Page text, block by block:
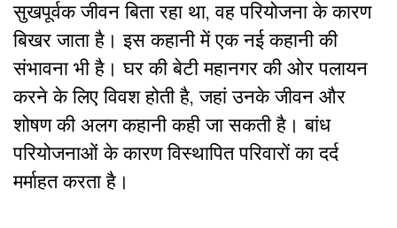
सुखपूर्वक जीवन बिता रहा था, वह परियोजना के कारण
बिखर जाता है। इस कहानी में एक नई कहानी की
संभावना भी है। घर की बेटी महानगर की ओर पलायन
करने के लिए विवश होती है, जहां उनके जीवन और
शोषण की अलग कहानी कही जा सकती है। बांध
परियोजनाओं के कारण विस्थापित परिवारों का दर्द
मर्माहत करता है।